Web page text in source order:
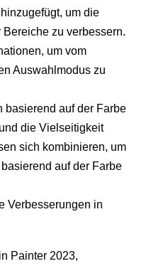
um die
zu verbessern.
um vom
Auswahlmodus zu
basierend auf der Farbe
die Vielseitigkeit
sich kombinieren, um
auf der Farbe
Verbesserungen in
Painter 2023,